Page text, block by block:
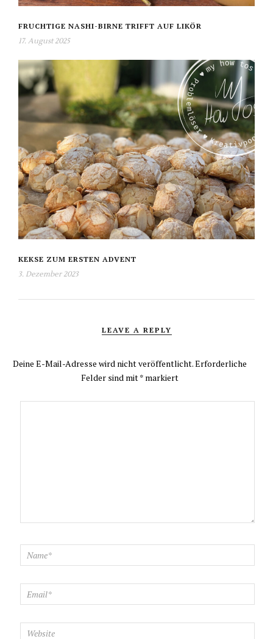
FRUCHTIGE NASHI-BIRNE TRIFFT AUF LIKÖR
17. August 2025
KEKSE ZUM ERSTEN ADVENT
3. Dezember 2023
LEAVE A REPLY
Deine E-Mail-Adresse wird nicht veröffentlicht.Erforderliche
Felder sind mit* markiert